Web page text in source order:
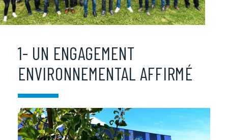
1- UN ENGAGEMENT
ENVIRONNEMENTAL AFFIRMÉ